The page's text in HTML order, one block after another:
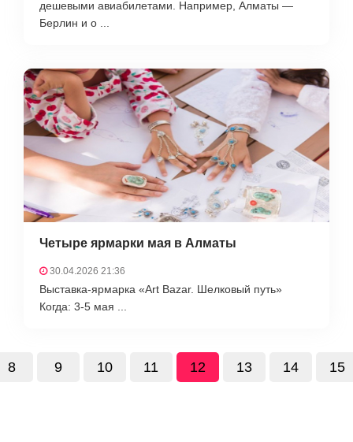
дешевыми авиабилетами. Например, Алматы —
Берлин и о ...
Четыре ярмарки мая в Алматы
30.04.2026 21:36
Выставка-ярмарка «Art Bazar. Шелковый путь»
Когда: 3-5 мая ...
8 9 10 11 12 13 14 15